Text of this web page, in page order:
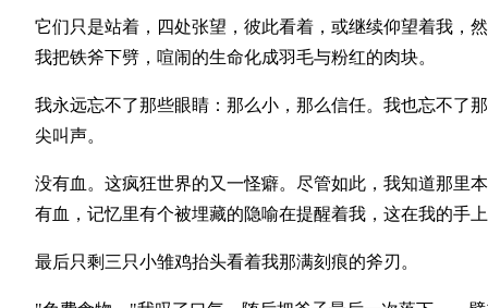
它们只是站着，四处张望，彼此看着，或继续仰望着我，
我把铁斧下劈，喧闹的生命化成羽毛与粉红的肉块。
我永远忘不了那些眼睛：那么小，那么信任。我也忘不了
尖叫声。
没有血。这疯狂世界的又一怪癖。尽管如此，我知道那里
有血，记忆里有个被埋藏的隐喻在提醒着我，这在我的手
最后只剩三只小雏鸡抬头看着我那满刻痕的斧刃。